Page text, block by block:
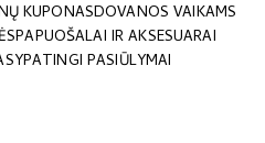
KUPONASDOVANOS VAIKAMS
PAPUOŠALAI IR AKSESUARAI
YPATINGI PASIŪLYMAI